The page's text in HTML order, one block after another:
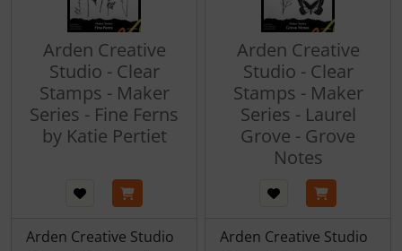
Arden Creative
Studio - Clear
Stamps - Maker
Series - Fine Ferns
by Katie Pertiet
Arden Creative Studio
Arden Creative
Studio - Clear
Stamps - Maker
Series - Laurel
Grove - Grove
Notes
Arden Creative Studio